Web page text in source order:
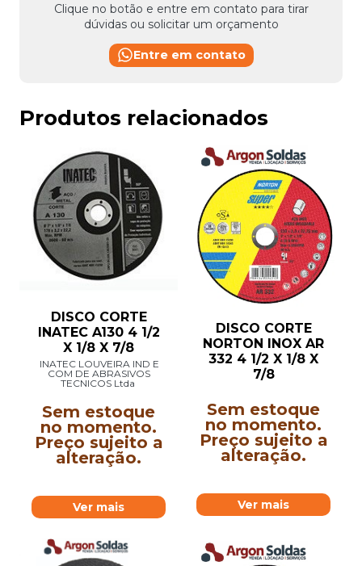
Clique no botão e entre em contato para tirar
dúvidas ou solicitar um orçamento
Entre em contato
Produtos relacionados
DISCO CORTE
INATEC A130 4 1/2
X 1/8 X 7/8
INATEC LOUVEIRA IND E
COM DE ABRASIVOS
TECNICOS Ltda
Sem estoque
no momento.
Preço sujeito a
alteração.
Ver mais
DISCO CORTE
NORTON INOX AR
332 4 1/2 X 1/8 X
7/8
Sem estoque
no momento.
Preço sujeito a
alteração.
Ver mais